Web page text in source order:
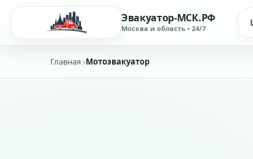
Эвакуатор-МСК.РФ
Москва и область • 24/7
Главная Мотоэвакуатор